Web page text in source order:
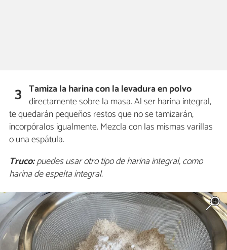
3 Tamiza la harina con la levadura en polvo
directamente sobre la masa. Al ser harina integral,
te quedarán pequeños restos que no se tamizarán,
incorpóralos igualmente. Mezcla con las mismas varillas
o una espátula.
Truco:puedes usar otro tipo de harina integral, como
harina de espelta integral.